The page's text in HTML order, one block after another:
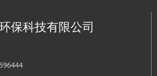
保科技有限公司